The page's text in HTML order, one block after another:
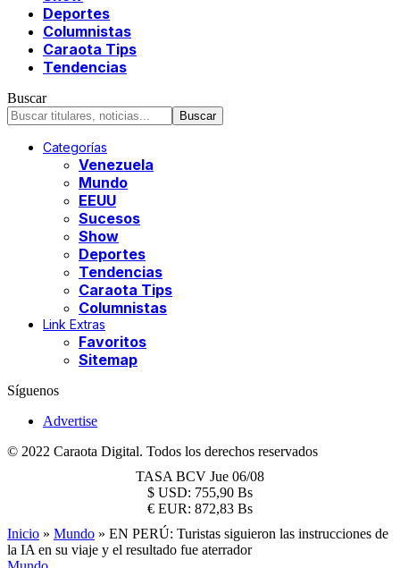
Deportes
Columnistas
Caraota Tips
Tendencias
Buscar
Categorías
Venezuela
Mundo
EEUU
Sucesos
Show
Deportes
Tendencias
Caraota Tips
Columnistas
Link Extras
Favoritos
Sitemap
Síguenos
Advertise
© 2022 Caraota Digital. Todos los derechos reservados
TASA BCV Jue 06/08
$ USD: 755,90 Bs
€ EUR: 872,83 Bs
Inicio » Mundo » EN PERÚ: Turistas siguieron las instrucciones de
la IA en su viaje y el resultado fue aterrador